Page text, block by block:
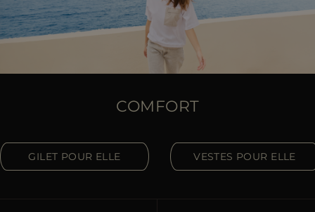
JP
AU
COMFORT
GILET POUR ELLE VESTES POUR ELLE